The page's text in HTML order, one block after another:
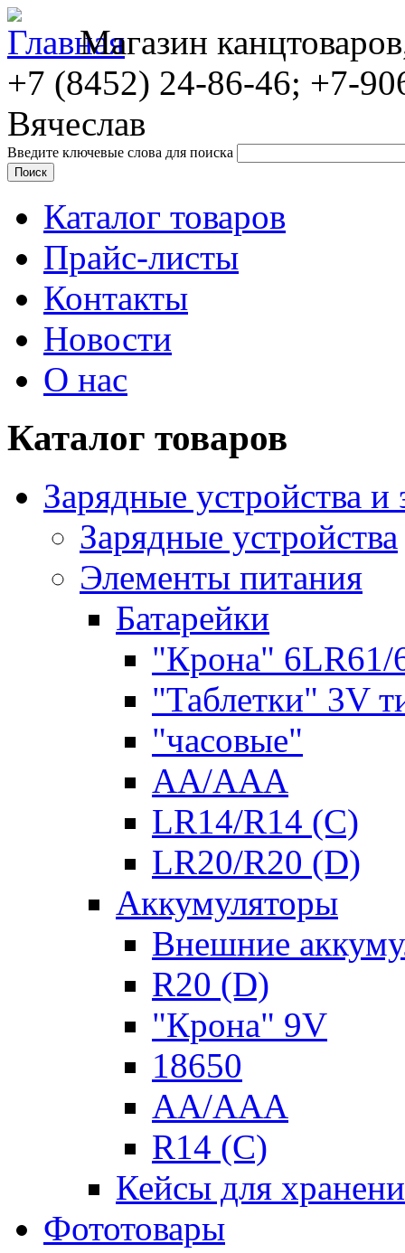
Магазин
+7 (8452) 24-86-46; +7-
Вячеслав
Введите ключевые слова для поиска
Каталог товаров
Прайс-листы
Контакты
Новости
О нас
Каталог товаров
Зарядные устройства
Зарядные устройства
Элементы питания
Батарейки
"Крона" 6LR61/
"Таблетки" 3V
"часовые"
AA/AAA
LR14/R14 (C)
LR20/R20 (D)
Аккумуляторы
Внешние
R20 (D)
"Крона" 9V
18650
AA/AAA
R14 (C)
Кейсы для
Фототовары